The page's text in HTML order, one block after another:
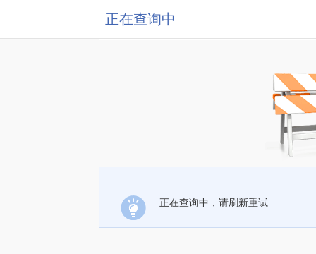
正在查询中
正在查询中，请刷新重试